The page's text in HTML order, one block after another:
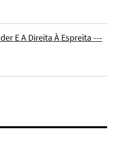
E A Direita À Espreita ---